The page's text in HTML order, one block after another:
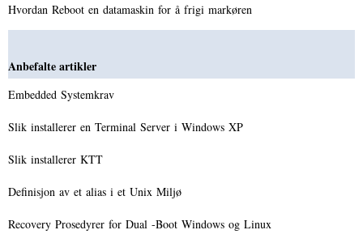
Hvordan Reboot en datamaskin for å frigi markøren
Anbefalte artikler
Embedded Systemkrav
Slik installerer en Terminal Server i Windows XP
Slik installerer KTT
Definisjon av et alias i et Unix Miljø
Recovery Prosedyrer for Dual -Boot Windows og Linux